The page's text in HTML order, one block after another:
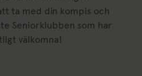
ta med din kompis och
Seniorklubben som har
välkomna!